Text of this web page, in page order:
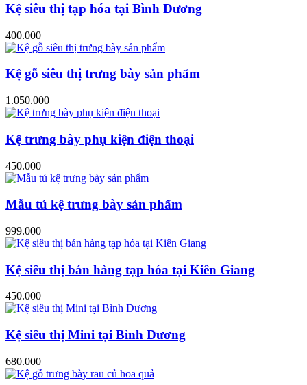
Kệ siêu thị tạp hóa tại Bình Dương
400.000
Kệ gỗ siêu thị trưng bày sản phẩm
1.050.000
Kệ trưng bày phụ kiện điện thoại
450.000
Mẫu tủ kệ trưng bày sản phẩm
999.000
Kệ siêu thị bán hàng tạp hóa tại Kiên Giang
450.000
Kệ siêu thị Mini tại Bình Dương
680.000